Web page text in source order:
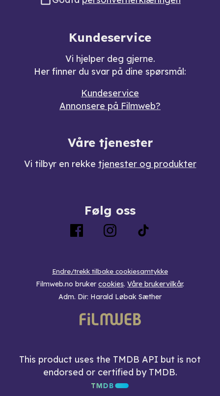
Kundeservice
Vi hjelper deg gjerne.
Her finner du svar på dine spørsmål:
Kundeservice
Annonsere på Filmweb?
Våre tjenester
Vi tilbyr en rekke tjenester og produkter
Følg oss
Endre/trekk tilbake cookiesamtykke
Filmweb.no bruker cookies. Våre brukervilkår.
Adm. Dir: Harald Løbak Sæther
This product uses the TMDB API but is not
endorsed or certified by TMDB.